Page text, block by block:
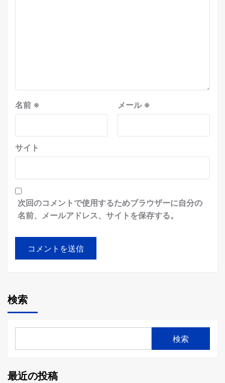
名前 ※ メール※
サイト
次回のコメントで使用するためブラウザーに自分の
名前、メールアドレス、サイトを保存する。
検索
検索
最近の投稿